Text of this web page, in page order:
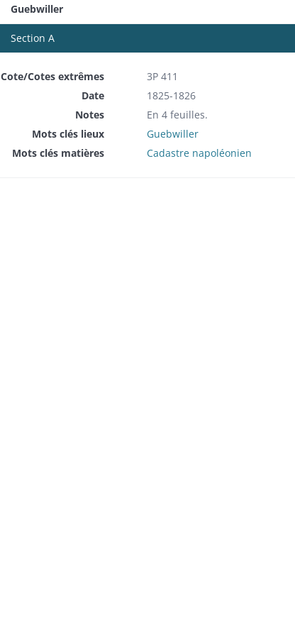
Guebwiller
Section A
Cote/Cotes extrêmes
3P 411
Date
1825-1826
Notes
En 4 feuilles.
Mots clés lieux
Guebwiller
Mots clés matières
Cadastre napoléonien